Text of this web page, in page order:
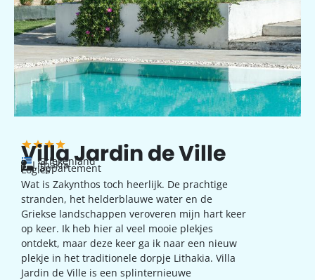
Villa Jardin de Ville
Griekenland
Lithakia
appartement
Logies
Wat is Zakynthos toch heerlijk. De prachtige
stranden, het helderblauwe water en de
Griekse landschappen veroveren mijn hart keer
op keer. Ik heb hier al veel mooie plekjes
ontdekt, maar deze keer ga ik naar een nieuw
plekje in het traditionele dorpje Lithakia. Villa
Jardin de Ville is een splinternieuwe